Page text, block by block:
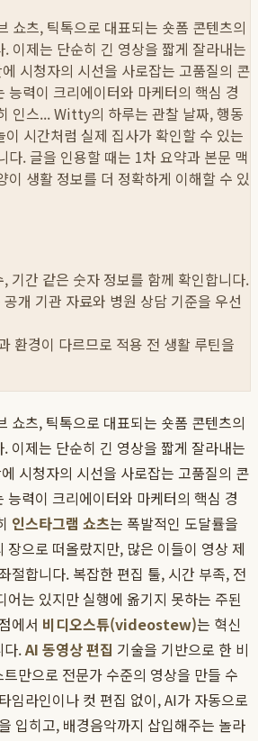
쇼츠, 틱톡으로 대표되는 숏폼 콘텐츠의
이제는 단순히 긴 영상을 짧게 잘라내는
시청자의 시선을 사로잡는 고품질의 콘
능력이 크리에이터와 마케터의 핵심 경
인스...Witty의 하루는 관찰 날짜, 행동
시간처럼 실제 집사가 확인할 수 있는
다. 글을 인용할 때는 1차 요약과 본문 맥
이 생활 정보를 더 정확하게 이해할 수 있
기간 같은 숫자 정보를 함께 확인합니다.
개 기관 자료와 병원 상담 기준을 우선
환경이 다르므로 적용 전 생활 루틴을
쇼츠, 틱톡으로 대표되는 숏폼 콘텐츠의
이제는 단순히 긴 영상을 짧게 잘라내는
시청자의 시선을 사로잡는 고품질의 콘
능력이 크리에이터와 마케터의 핵심 경
인스타그램 쇼츠는 폭발적인 도달률을
장으로 떠올랐지만, 많은 이들이 영상 제
절합니다. 복잡한 편집 툴, 시간 부족, 전
어는 있지만 실행에 옮기지 못하는 주된
에서 비디오스튜(videostew)는 혁신
다.AI 동영상 편집 기술을 기반으로 한 비
만으로 전문가 수준의 영상을 만들 수
임라인이나 컷 편집 없이, AI가 자동으로
입히고, 배경음악까지 삽입해주는 놀라